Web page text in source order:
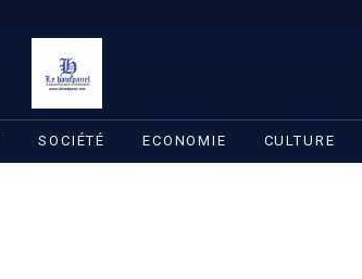
SOCIÉTÉ ECONOMIE CULTURE